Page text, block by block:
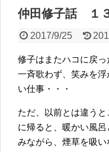
仲田修子話 １
2017/9/25
修子はまたハコに戻
一斉歌わず、笑みを
い仕事・・・
ただ、以前とは違う
に帰ると、暖かい風
みながら、煙草を吸